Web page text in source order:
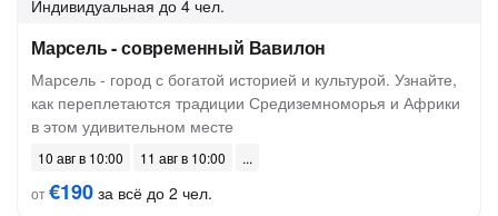
Индивидуальная до 4 чел.
Марсель - современный Вавилон
Марсель - город с богатой историей и культурой. Узнайте,
как переплетаются традиции Средиземноморья и Африки
в этом удивительном месте
10 авг в 10:00
11 авг в 10:00
от€190 за всё до 2 чел.